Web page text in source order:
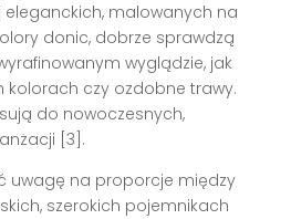
eleganckich, malowanych na
donic, dobrze sprawdzą
wyglądzie, jak
kolorach czy ozdobne trawy.
do nowoczesnych,
[3].
uwagę na proporcje między
szerokich pojemnikach